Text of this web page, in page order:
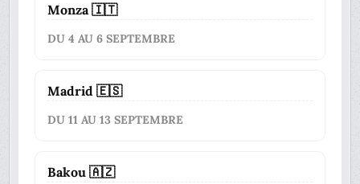
Monza 🇮🇹
DU 4 AU 6 SEPTEMBRE
Madrid 🇪🇸
DU 11 AU 13 SEPTEMBRE
Bakou 🇦🇿